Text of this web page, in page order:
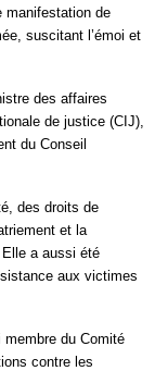
manifestation de
suscitant l’émoi et
des affaires
de justice (CIJ),
du Conseil
des droits de
et la
a aussi été
aux victimes
du Comité
contre les